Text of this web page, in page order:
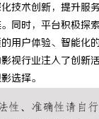
技术创新，提升
同时，平台积极探
用户体验、智能
视行业注入了创
选择。
配眼镜 上海配眼镜